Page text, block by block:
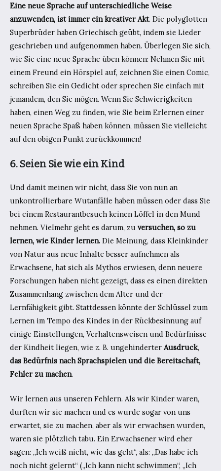
Eine neue Sprache auf unterschiedliche Weise
anzuwenden, ist immer ein kreativer Akt. Die polyglotten
Superbrüder haben Griechisch geübt, indem sie Lieder
geschrieben und aufgenommen haben. Überlegen Sie sich,
wie Sie eine neue Sprache üben können: Nehmen Sie mit
einem Freund ein Hörspiel auf, zeichnen Sie einen Comic,
schreiben Sie ein Gedicht oder sprechen Sie einfach mit
jemandem, den Sie mögen. Wenn Sie Schwierigkeiten
haben, einen Weg zu finden, wie Sie beim Erlernen einer
neuen Sprache Spaß haben können, müssen Sie vielleicht
auf den obigen Punkt zurückkommen!
6. Seien Sie wie ein Kind
Und damit meinen wir nicht, dass Sie von nun an
unkontrollierbare Wutanfälle haben müssen oder dass Sie
bei einem Restaurantbesuch keinen Löffel in den Mund
nehmen. Vielmehr geht es darum, zu versuchen, so zu
lernen, wie Kinder lernen. Die Meinung, dass Kleinkinder
von Natur aus neue Inhalte besser aufnehmen als
Erwachsene, hat sich als Mythos erwiesen, denn neuere
Forschungen haben nicht gezeigt, dass es einen direkten
Zusammenhang zwischen dem Alter und der
Lernfähigkeit gibt. Stattdessen könnte der Schlüssel zum
Lernen im Tempo des Kindes in der Rückbesinnung auf
einige Einstellungen, Verhaltensweisen und Bedürfnisse
der Kindheit liegen, wie z. B. ungehinderter Ausdruck,
das Bedürfnis nach Sprachspielen und die Bereitschaft,
Fehler zu machen.
Wir lernen aus unseren Fehlern. Als wir Kinder waren,
durften wir sie machen und es wurde sogar von uns
erwartet, sie zu machen, aber als wir erwachsen wurden,
waren sie plötzlich tabu. Ein Erwachsener wird eher
sagen: „Ich weiß nicht, wie das geht“, als: „Das habe ich
noch nicht gelernt“ („Ich kann nicht schwimmen“, „Ich